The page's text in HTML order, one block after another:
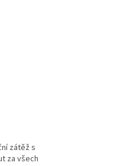
zátěž s
za všech